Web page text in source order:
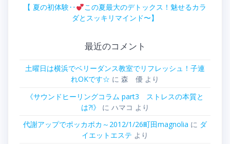
【 夏の初体験‥
この夏最大のデトックス！魅せるカラ
ダとスッキリマインド〜】
最近のコメント
土曜日は横浜でベリーダンス教室でリフレッシュ！子連
れOKです☆ に 森 優 より
《サウンドヒーリングコラム part3 ストレスの本質と
は?!》
に ハマコ より
代謝アップでポッカポカ～2012/1/26町田magnolia に ダ
イエットエステ より